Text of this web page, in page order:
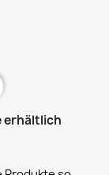
erhältlich